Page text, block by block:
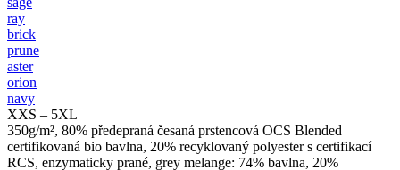
ray
brick
prune
aster
orion
navy
XXS – 5XL
350g/m², 80% předepraná česaná prstencová OCS Blended
certifikovaná bio bavlna, 20% recyklovaný polyester s certifikací
RCS, enzymaticky prané, grey melange: 74% bavlna, 20%